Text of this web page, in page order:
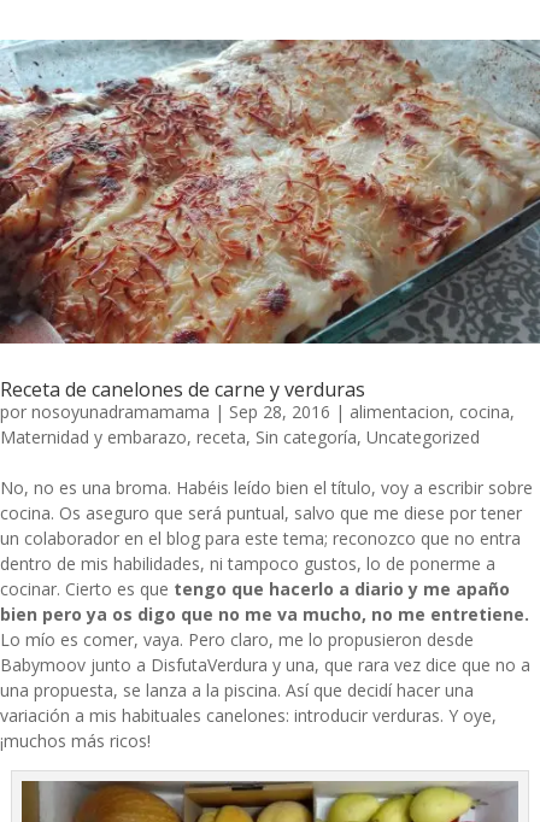
Receta de canelones de carne y verduras
por nosoyunadramamama | Sep 28, 2016 | alimentacion, cocina,
Maternidad y embarazo, receta, Sin categoría, Uncategorized
No, no es una broma. Habéis leído bien el título, voy a escribir sobre
cocina. Os aseguro que será puntual, salvo que me diese por tener
un colaborador en el blog para este tema; reconozco que no entra
dentro de mis habilidades, ni tampoco gustos, lo de ponerme a
cocinar. Cierto es que tengo que hacerlo a diario y me apaño
bien pero ya os digo que no me va mucho, no me entretiene.
Lo mío es comer, vaya. Pero claro, me lo propusieron desde
Babymoov junto a DisfutaVerdura y una, que rara vez dice que no a
una propuesta, se lanza a la piscina. Así que decidí hacer una
variación a mis habituales canelones: introducir verduras. Y oye,
¡muchos más ricos!